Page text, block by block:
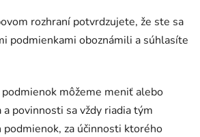
rozhraní potvrdzujete, že ste sa
podmienkami oboznámili a súhlasíte
môžeme meniť alebo
povinnosti sa vždy riadia tým
podmienok, za účinnosti ktorého